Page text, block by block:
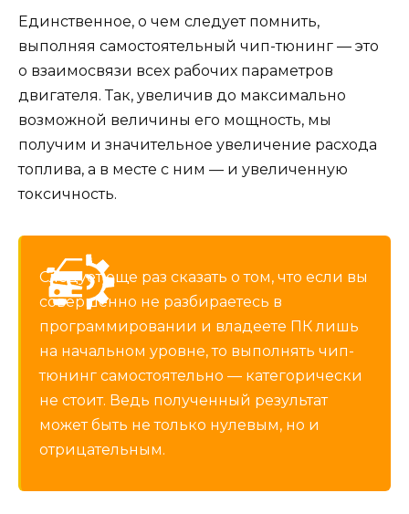
Единственное, о чем следует помнить,
выполняя самостоятельный чип-тюнинг — это
о взаимосвязи всех рабочих параметров
двигателя. Так, увеличив до максимально
возможной величины его мощность, мы
получим и значительное увеличение расхода
топлива, а в месте с ним — и увеличенную
токсичность.
Следует еще раз сказать о том, что если вы
совершенно не разбираетесь в
программировании и владеете ПК лишь
на начальном уровне, то выполнять чип-
тюнинг самостоятельно — категорически
не стоит. Ведь полученный результат
может быть не только нулевым, но и
отрицательным.